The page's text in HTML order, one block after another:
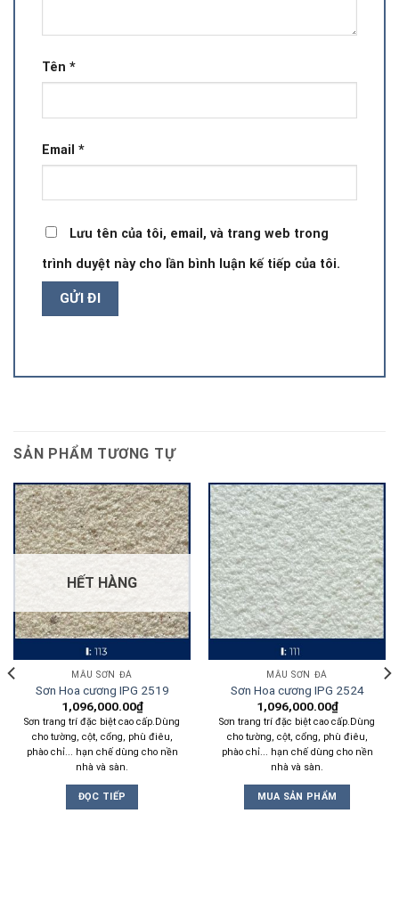
Tên *
Email *
Lưu tên của tôi, email, và trang web trong
trình duyệt này cho lần bình luận kế tiếp của tôi.
SẢN PHẨM TƯƠNG TỰ
HẾT HÀNG
MẪU SƠN ĐÁ
Sơn Hoa cương IPG 2519
1,096,000.00₫
Sơn trang trí đặc biệt cao cấp.Dùng
cho tường, cột, cổng, phù điêu,
phào chỉ... hạn chế dùng cho nền
nhà và sàn.
ĐỌC TIẾP
MẪU SƠN ĐÁ
Sơn Hoa cương IPG 2524
1,096,000.00₫
Sơn trang trí đặc biệt cao cấp.Dùng
cho tường, cột, cổng, phù điêu,
phào chỉ... hạn chế dùng cho nền
nhà và sàn.
MUA SẢN PHẨM